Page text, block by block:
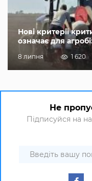
Нові критерії
означає для
8 липня 1 620
Не
Підписуйся на